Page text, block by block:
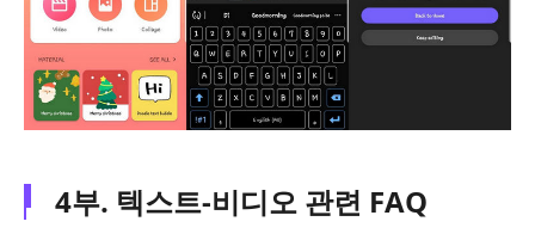
4부. 텍스트-비디오 관련 FAQ